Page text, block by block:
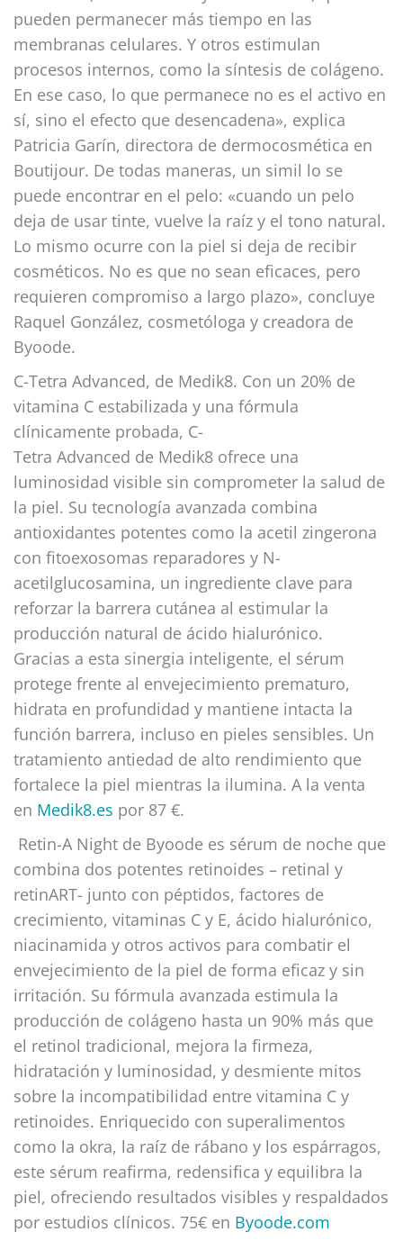
pueden permanecer más tiempo en las
membranas celulares. Y otros estimulan
procesos internos, como la síntesis de colágeno.
En ese caso, lo que permanece no es el activo en
sí, sino el efecto que desencadena», explica
Patricia Garín, directora de dermocosmética en
Boutijour. De todas maneras, un simil lo se
puede encontrar en el pelo: «cuando un pelo
deja de usar tinte, vuelve la raíz y el tono natural.
Lo mismo ocurre con la piel si deja de recibir
cosméticos. No es que no sean eficaces, pero
requieren compromiso a largo plazo», concluye
Raquel González, cosmetóloga y creadora de
Byoode.
C-Tetra Advanced, de Medik8. Con un 20% de
vitamina C estabilizada y una fórmula
clínicamente probada, C-
Tetra Advanced de Medik8 ofrece una
luminosidad visible sin comprometer la salud de
la piel. Su tecnología avanzada combina
antioxidantes potentes como la acetil zingerona
con fitoexosomas reparadores y N-
acetilglucosamina, un ingrediente clave para
reforzar la barrera cutánea al estimular la
producción natural de ácido hialurónico.
Gracias a esta sinergia inteligente, el sérum
protege frente al envejecimiento prematuro,
hidrata en profundidad y mantiene intacta la
función barrera, incluso en pieles sensibles. Un
tratamiento antiedad de alto rendimiento que
fortalece la piel mientras la ilumina. A la venta
en Medik8.es por 87 €.
Retin-A Night de Byoode es sérum de noche que
combina dos potentes retinoides – retinal y
retinART- junto con péptidos, factores de
crecimiento, vitaminas C y E, ácido hialurónico,
niacinamida y otros activos para combatir el
envejecimiento de la piel de forma eficaz y sin
irritación. Su fórmula avanzada estimula la
producción de colágeno hasta un 90% más que
el retinol tradicional, mejora la firmeza,
hidratación y luminosidad, y desmiente mitos
sobre la incompatibilidad entre vitamina C y
retinoides. Enriquecido con superalimentos
como la okra, la raíz de rábano y los espárragos,
este sérum reafirma, redensifica y equilibra la
piel, ofreciendo resultados visibles y respaldados
por estudios clínicos. 75€ en Byoode.com